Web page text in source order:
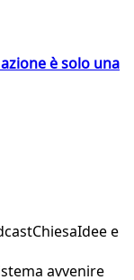
è solo una
ChiesaIdee e
avvenire